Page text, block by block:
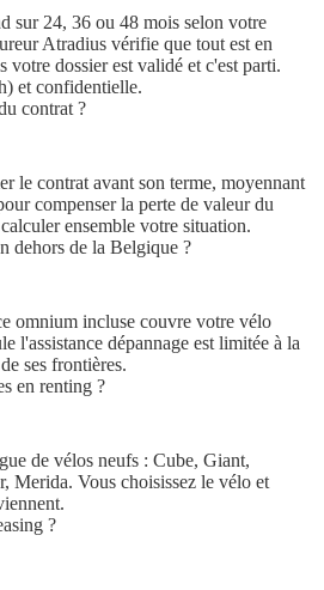
sur 24, 36 ou 48 mois selon votre
Atradius vérifie que tout est en
votre dossier est validé et c'est parti.
et confidentielle.
contrat ?
le contrat avant son terme, moyennant
compenser la perte de valeur du
ensemble votre situation.
dehors de la Belgique ?
omnium incluse couvre votre vélo
l'assistance dépannage est limitée à la
ses frontières.
en renting ?
de vélos neufs : Cube, Giant,
Merida. Vous choisissez le vélo et
?